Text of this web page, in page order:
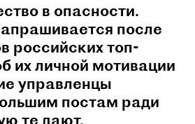
в опасности.
после
российских топ-
их личной мотивации
управленцы
постам ради
те дают.